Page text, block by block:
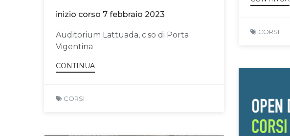
CORSI
inizio corso 7 febbraio 2023
Auditorium Lattuada, c.so di Porta
Vigentina
CONTINUA
CORSI